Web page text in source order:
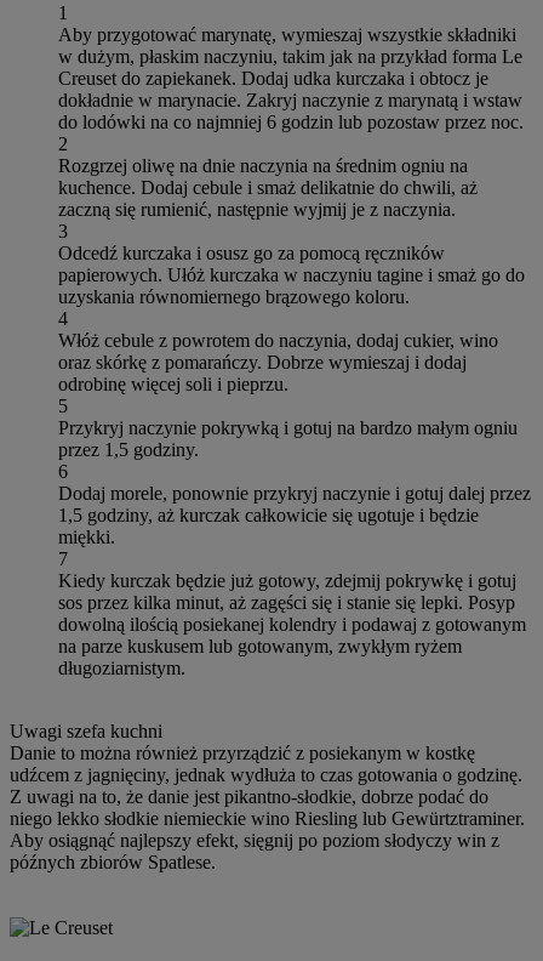
1
Aby przygotować marynatę, wymieszaj wszystkie składniki
w dużym, płaskim naczyniu, takim jak na przykład forma Le
Creuset do zapiekanek. Dodaj udka kurczaka i obtocz je
dokładnie w marynacie. Zakryj naczynie z marynatą i wstaw
do lodówki na co najmniej 6 godzin lub pozostaw przez noc.
2
Rozgrzej oliwę na dnie naczynia na średnim ogniu na
kuchence. Dodaj cebule i smaż delikatnie do chwili, aż
zaczną się rumienić, następnie wyjmij je z naczynia.
3
Odcedź kurczaka i osusz go za pomocą ręczników
papierowych. Ułóż kurczaka w naczyniu tagine i smaż go do
uzyskania równomiernego brązowego koloru.
4
Włóż cebule z powrotem do naczynia, dodaj cukier, wino
oraz skórkę z pomarańczy. Dobrze wymieszaj i dodaj
odrobinę więcej soli i pieprzu.
5
Przykryj naczynie pokrywką i gotuj na bardzo małym ogniu
przez 1,5 godziny.
6
Dodaj morele, ponownie przykryj naczynie i gotuj dalej przez
1,5 godziny, aż kurczak całkowicie się ugotuje i będzie
miękki.
7
Kiedy kurczak będzie już gotowy, zdejmij pokrywkę i gotuj
sos przez kilka minut, aż zagęści się i stanie się lepki. Posyp
dowolną ilością posiekanej kolendry i podawaj z gotowanym
na parze kuskusem lub gotowanym, zwykłym ryżem
długoziarnistym.
Uwagi szefa kuchni
Danie to można również przyrządzić z posiekanym w kostkę
udźcem z jagnięciny, jednak wydłuża to czas gotowania o godzinę.
Z uwagi na to, że danie jest pikantno-słodkie, dobrze podać do
niego lekko słodkie niemieckie wino Riesling lub Gewürtztraminer.
Aby osiągnąć najlepszy efekt, sięgnij po poziom słodyczy win z
późnych zbiorów Spatlese.